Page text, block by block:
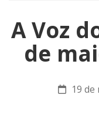
A Voz
de
19 de